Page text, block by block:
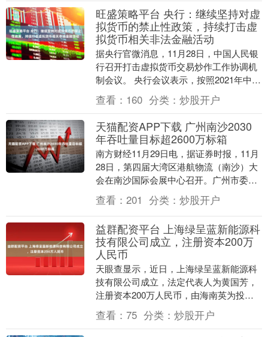
旺盛策略平台 央行：继续坚持对虚
拟货币的禁止性政策，持续打击虚
拟货币相关非法金融活动
据央行官微消息，11月28日，中国人民银
行召开打击虚拟货币交易炒作工作协调机
制会议。 央行会议表示，按照2021年中国
人民银行等十部门联合发布的《关于进一
步防范....
查看： 160 分类： 炒股开户
天猫配资APP下载 广州南沙2030
年吞吐量目标超2600万标箱
南方财经11月29日电，据证券时报，11月
28日，第四届大湾区港航物流（南沙）大
会在南沙国际会展中心召开。广州市委常
委、南沙区委书记刘炜表示，南沙将加快
推进南沙....
查看： 201 分类： 炒股开户
益群配资平台 上海绿呈蓝新能源科
技有限公司成立，注册资本200万
人民币
天眼查显示，近日，上海绿呈蓝新能源科
技有限公司成立，法定代表人为黄国芳，
注册资本200万人民币，由海南英为投资
有限公司全资持股。 序号股东名称持股比
例1海南英为....
查看： 75 分类： 炒股开户